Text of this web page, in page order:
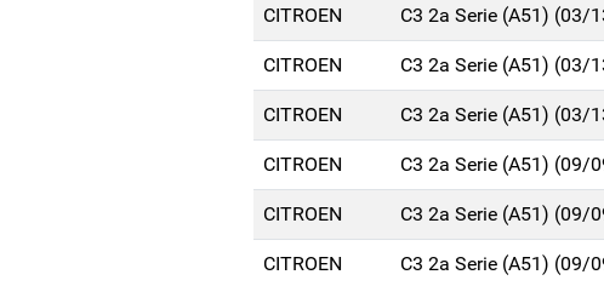
CITROEN C3 2a Serie (A51) (03/
CITROEN C3 2a Serie (A51) (03/
CITROEN C3 2a Serie (A51) (03/
CITROEN C3 2a Serie (A51) (09/
CITROEN C3 2a Serie (A51) (09/
CITROEN C3 2a Serie (A51) (09/